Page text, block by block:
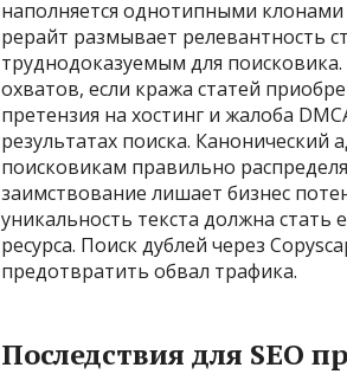
наполняется однотипными
рерайт размывает релевантность
труднодоказуемым для
охватов, если кража статей
претензия на хостинг и жалоба
результатах поиска.
поисковикам правильно
заимствование лишает бизнес
уникальность текста должна
ресурса. Поиск дублей через
предотвратить обвал трафика.
Последствия для SEO